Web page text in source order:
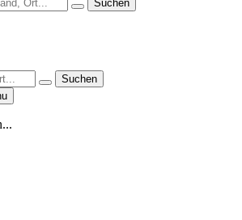
Suchen
Suchen